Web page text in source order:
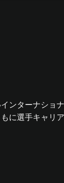
ンターナショ
に選手キャリア